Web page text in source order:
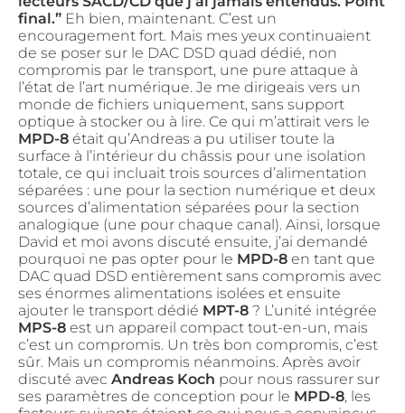
final.” Eh bien, maintenant. C’est un
encouragement fort. Mais mes yeux continuaient
de se poser sur le DAC DSD quad dédié, non
compromis par le transport, une pure attaque à
l’état de l’art numérique. Je me dirigeais vers un
monde de fichiers uniquement, sans support
optique à stocker ou à lire. Ce qui m’attirait vers le
MPD-8 était qu’Andreas a pu utiliser toute la
surface à l’intérieur du châssis pour une isolation
totale, ce qui incluait trois sources d’alimentation
séparées : une pour la section numérique et deux
sources d’alimentation séparées pour la section
analogique (une pour chaque canal). Ainsi, lorsque
David et moi avons discuté ensuite, j’ai demandé
pourquoi ne pas opter pour le MPD-8 en tant que
DAC quad DSD entièrement sans compromis avec
ses énormes alimentations isolées et ensuite
ajouter le transport dédié MPT-8 ? L’unité intégrée
MPS-8 est un appareil compact tout-en-un, mais
c’est un compromis. Un très bon compromis, c’est
sûr. Mais un compromis néanmoins. Après avoir
discuté avec Andreas Koch pour nous rassurer sur
ses paramètres de conception pour le MPD-8, les